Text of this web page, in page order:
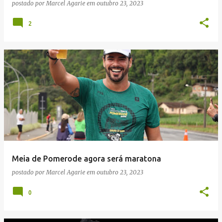
postado porMarcel Agarie em outubro 23, 2023
2
Meia de Pomerode agora será maratona
postado porMarcel Agarie em outubro 23, 2023
0